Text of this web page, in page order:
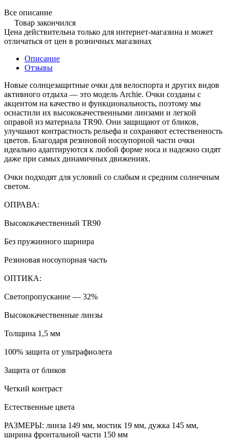
Все описание
Товар закончился
Цена действительна только для интернет-магазина и может
отличаться от цен в розничных магазинах
Описание
Отзывы
Новые солнцезащитные очки для велоспорта и других видов
активного отдыха — это модель Archie. Очки созданы с
акцентом на качество и функциональность, поэтому мы
оснастили их высококачественными линзами и легкой
оправой из материала TR90. Они защищают от бликов,
улучшают контрастность рельефа и сохраняют естественность
цветов. Благодаря резиновой носоупорной части очки
идеально адаптируются к любой форме носа и надежно сидят
даже при самых динамичных движениях.
Очки подходят для условий со слабым и средним солнечным
светом.
ОПРАВА:
Высококачественный TR90
Без пружинного шарнира
Резиновая носоупорная часть
ОПТИКА:
Светопропускание — 32%
Высококачественные линзы
Толщина 1,5 мм
100% защита от ультрафиолета
Защита от бликов
Четкий контраст
Естественные цвета
РАЗМЕРЫ: линза 149 мм, мостик 19 мм, дужка 145 мм,
ширина фронтальной части 150 мм